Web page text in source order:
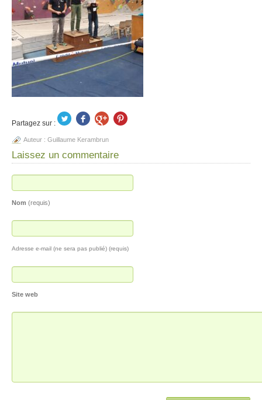
Partagez sur :
Auteur : Guillaume Kerambrun
Laissez un commentaire
Nom (requis)
Adresse e-mail (ne sera pas publié) (requis)
Site web